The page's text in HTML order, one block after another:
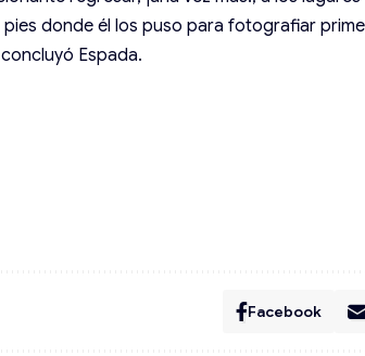
donde él los puso para fotografiar
Espada.
Facebook